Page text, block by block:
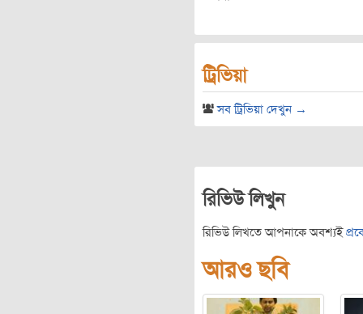
ট্রিভিয়া
সব ট্রিভিয়া দেখুন →
রিভিউ লিখুন
রিভিউ লিখতে আপনাকে অবশ্যই
আরও ছবি